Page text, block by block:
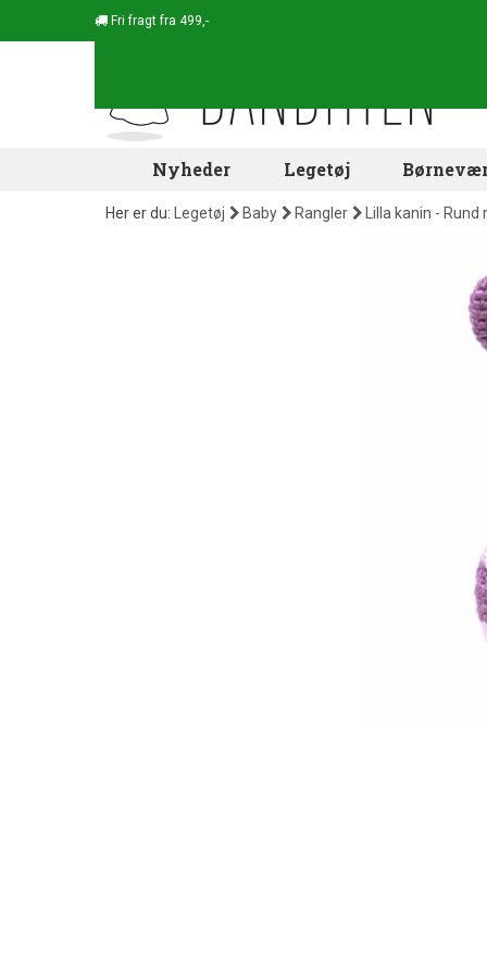
Fri fragt fra 499,-
Nyheder Legetøj
Her er du: Legetøj Baby Rangler Lilla kanin - Rund